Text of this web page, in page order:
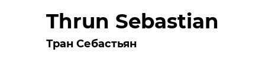
Thrun Sebastian
Тран Себастьян